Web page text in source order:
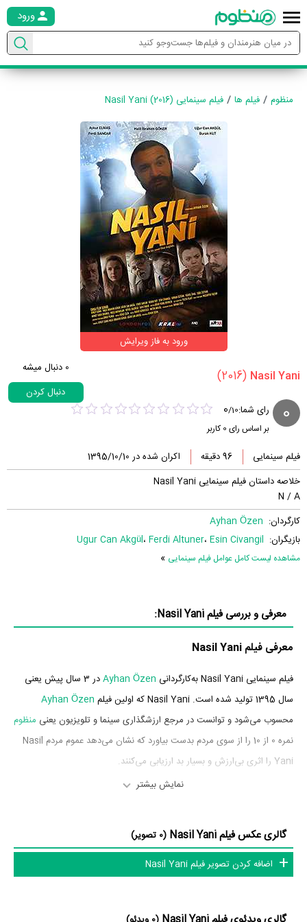
ورود
منظوم فیلم ها فیلم سینمایی Nasil Yani (2016)
ورود به فاز ویرایش
(2016)
0 دنبال میشه
دنبال کردن
0 رای شما: 0/10
بر اساس رای 0کاربر
فیلم سینمایی 96 دقیقه
اکران شده در 1395/10/10
خلاصه داستان فیلم سینمایی Nasil Yani
N / A
کارگردان: Ayhan Özen
بازیگران:
Ugur Can Akgül، Ferdi Altuner، Esin Civangil
مشاهده لیست کامل عوامل فیلم سینمایی »
معرفی و بررسی فیلم Nasil Yani:
معرفی فیلم Nasil Yani
فیلم سینمایی Nasil Yani به‌کارگردانی Ayhan Özen
در 3 سال پیش یعنی
سال 1395 تولید شده است. Nasil Yani که اولین فیلم
Ayhan Özen
محسوب می‌شود و توانست در مرجع ارزشگذاری سینما و تلویزیون یعنی منظوم
نمره 0 از 10 را از سوی مردم بدست بیاورد که نشان می‌دهد عموم مردم Nasil
Yani را اثری بی‌ارزش و بسیار بد ارزیابی می‌کنند.
بازیگران فیلم Nasil Yani چه کسانی هستند؟ در Nasil Yani بازیگرانی چون
Ugur Can Akgülدر نقش Osman،Ferdi Altuner
در نقش Bilgili
Sunucu،Esin Civangil در نقش Elmas، Aykut Elmas
نمایش بیشتر
گالری عکس فیلم Nasil Yani
(0 تصویر)
اضافه کردن تصویر فیلم Nasil Yani